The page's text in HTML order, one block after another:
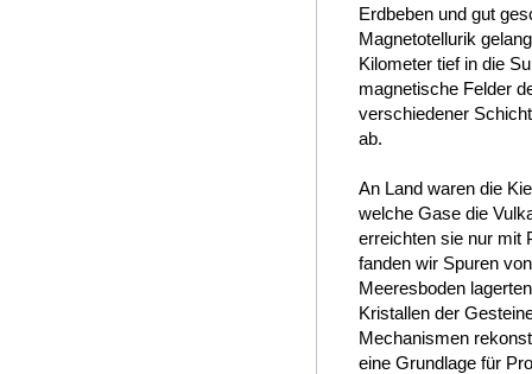
Erdbeben und gut
Magnetotellurik
Kilometer tief in die
magnetische Felder
verschiedener
ab.
An Land waren die
welche Gase die
erreichten sie nur mit
fanden wir Spuren
Meeresboden
Kristallen der
Mechanismen
eine Grundlage für